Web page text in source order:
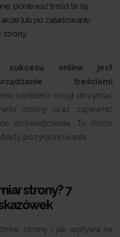
ponieważ treści te są
lub po załadowaniu
strony.
sukcesu online jest
treściami
będziesz mógł utrzymać
strony oraz zapewnić
doświadczenia. To może
pozycjonowania.
strony? 7
strony i jak wpływa na